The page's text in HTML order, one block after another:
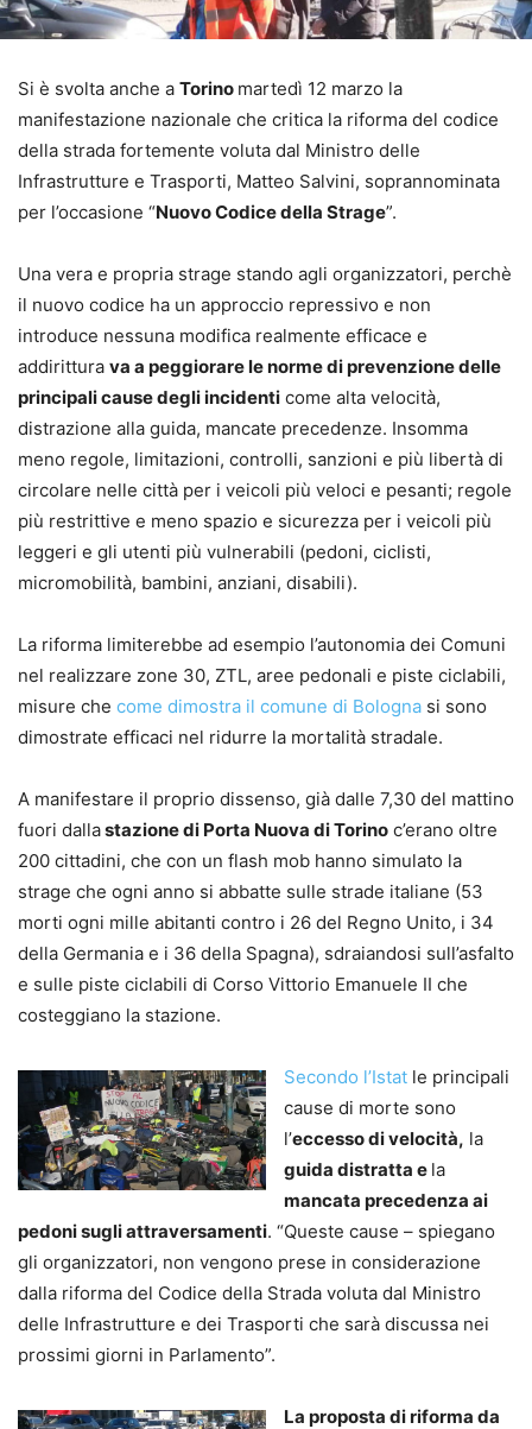
Si è svolta anche a Torino martedì 12 marzo la
manifestazione nazionale che critica la riforma del codice
della strada fortemente voluta dal Ministro delle
Infrastrutture e Trasporti, Matteo Salvini, soprannominata
per l’occasione “Nuovo Codice della Strage”.
Una vera e propria strage stando agli organizzatori, perchè
il nuovo codice ha un approccio repressivo e non
introduce nessuna modifica realmente efficace e
addirittura va a peggiorare le norme di prevenzione delle
principali cause degli incidenti come alta velocità,
distrazione alla guida, mancate precedenze. Insomma
meno regole, limitazioni, controlli, sanzioni e più libertà di
circolare nelle città per i veicoli più veloci e pesanti; regole
più restrittive e meno spazio e sicurezza per i veicoli più
leggeri e gli utenti più vulnerabili (pedoni, ciclisti,
micromobilità, bambini, anziani, disabili).
La riforma limiterebbe ad esempio l’autonomia dei Comuni
nel realizzare zone 30, ZTL, aree pedonali e piste ciclabili,
misure che come dimostra il comune di Bologna si sono
dimostrate efficaci nel ridurre la mortalità stradale.
A manifestare il proprio dissenso, già dalle 7,30 del mattino
fuori dallastazione di Porta Nuova di Torino c’erano oltre
200 cittadini, che con un flash mob hanno simulato la
strage che ogni anno si abbatte sulle strade italiane (53
morti ogni mille abitanti contro i 26 del Regno Unito, i 34
della Germania e i 36 della Spagna), sdraiandosi sull’asfalto
e sulle piste ciclabili di Corso Vittorio Emanuele II che
costeggiano la stazione.
Secondo l’Istat le principali
cause di morte sono
l’eccesso di velocità, la
guida distratta e la
mancata precedenza ai
pedoni sugli attraversamenti. “Queste cause – spiegano
gli organizzatori, non vengono prese in considerazione
dalla riforma del Codice della Strada voluta dal Ministro
delle Infrastrutture e dei Trasporti che sarà discussa nei
prossimi giorni in Parlamento”.
La proposta di riforma da